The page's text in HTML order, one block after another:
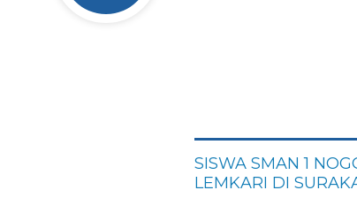
SISWA SMAN 1
LEMKARI DI